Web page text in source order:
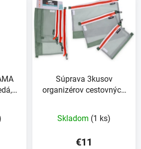
Súprava 3kusov
organizérov cestovných
Skladom (1 ks)
€11